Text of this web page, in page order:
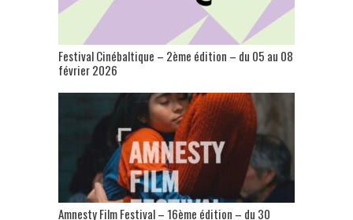
Festival Cinébaltique – 2ème édition – du 05 au 08
février 2026
Amnesty Film Festival – 16ème édition – du 30